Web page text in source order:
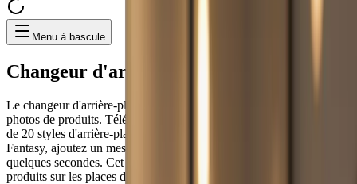
Menu à bascule
Changeur d'arrière-plan AI
Le changeur d'arrière-plan de Vheer facilite la création de superbes
photos de produits. Téléchargez votre image, choisissez parmi plus
de 20 styles d'arrière-plan, tels que Studio, Outdoor, Lifestyle ou
Fantasy, ajoutez un message et obtenez un arrière-plan transformé en
quelques secondes. Cet outil est idéal pour renforcer l'attrait des
produits sur les places de marché internationales.